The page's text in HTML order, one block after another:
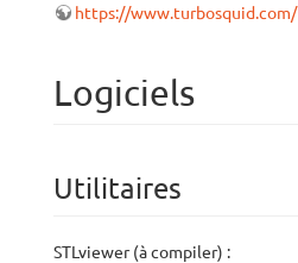
https://www.turbosquid.com/
Logiciels
Utilitaires
STLviewer (à compiler) :